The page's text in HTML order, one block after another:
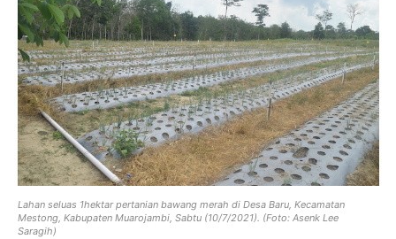
Lahan seluas 1hektar pertanian bawang merah di Desa Baru, Kecamatan
Mestong, Kabupaten Muarojambi, Sabtu (10/7/2021). (Foto: Asenk Lee
Saragih)